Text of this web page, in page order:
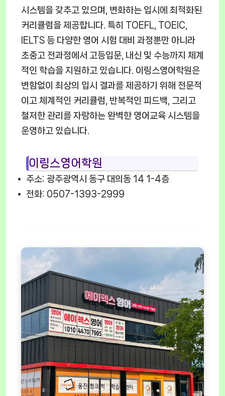
시스템을 갖추고 있으며, 변화하는 입시에 최적화된
커리큘럼을 제공합니다. 특히 TOEFL, TOEIC,
IELTS 등 다양한 영어 시험 대비 과정뿐만 아니라
초중고 전과정에서 고등입문, 내신 및 수능까지 체계
적인 학습을 지원하고 있습니다. 이링스영어학원은
변함없이 최상의 입시 결과를 제공하기 위해 전문적
이고 체계적인 커리큘럼, 반복적인 피드백, 그리고
철저한 관리를 자랑하는 완벽한 영어교육 시스템을
운영하고 있습니다.
이링스영어학원
주소: 광주광역시 동구 대의동 14 1-4층
전화: 0507-1393-2999